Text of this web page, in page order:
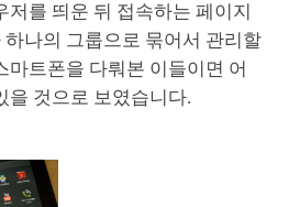
를 띄운 뒤 접속하는 페이지
나의 그룹으로 묶어서 관리할
마트폰을 다뤄본 이들이면 어
을 것으로 보였습니다.